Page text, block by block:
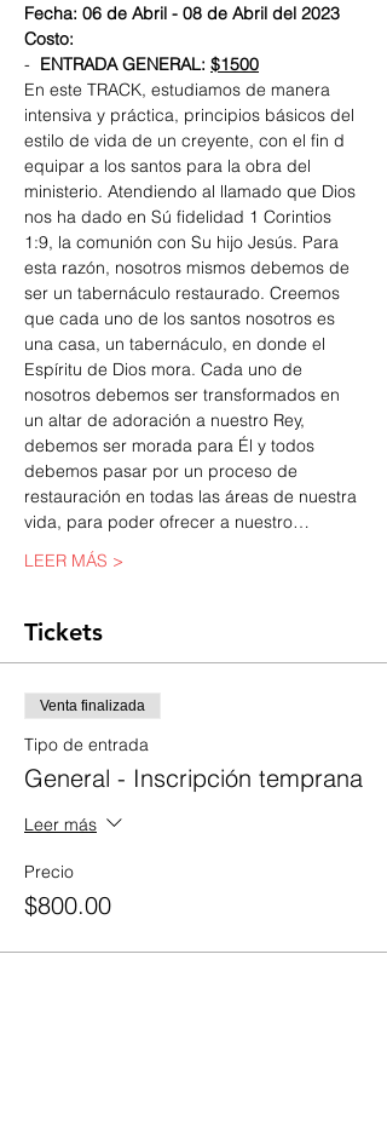
Fecha: 06 de Abril - 08 de Abril del 2023
Costo:
- ENTRADA GENERAL: $1500
En este TRACK, estudiamos de manera
intensiva y práctica, principios básicos del
estilo de vida de un creyente, con el fin d
equipar a los santos para la obra del
ministerio. Atendiendo al llamado que Dios
nos ha dado en Sú fidelidad 1 Corintios
1:9, la comunión con Su hijo Jesús. Para
esta razón, nosotros mismos debemos de
ser un tabernáculo restaurado. Creemos
que cada uno de los santos nosotros es
una casa, un tabernáculo, en donde el
Espíritu de Dios mora. Cada uno de
nosotros debemos ser transformados en
un altar de adoración a nuestro Rey,
debemos ser morada para Él y todos
debemos pasar por un proceso de
restauración en todas las áreas de nuestra
vida, para poder ofrecer a nuestro…
LEER MÁS >
Tickets
Venta finalizada
Tipo de entrada
General - Inscripción temprana
Leer más
Precio
$800.00